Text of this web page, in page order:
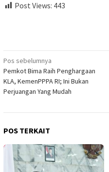
Post Views: 443
Navigasi
pos
Pos sebelumnya
Pemkot Bima Raih Penghargaan
KLA, KemenPPPA RI; Ini Bukan
Perjuangan Yang Mudah
POS TERKAIT